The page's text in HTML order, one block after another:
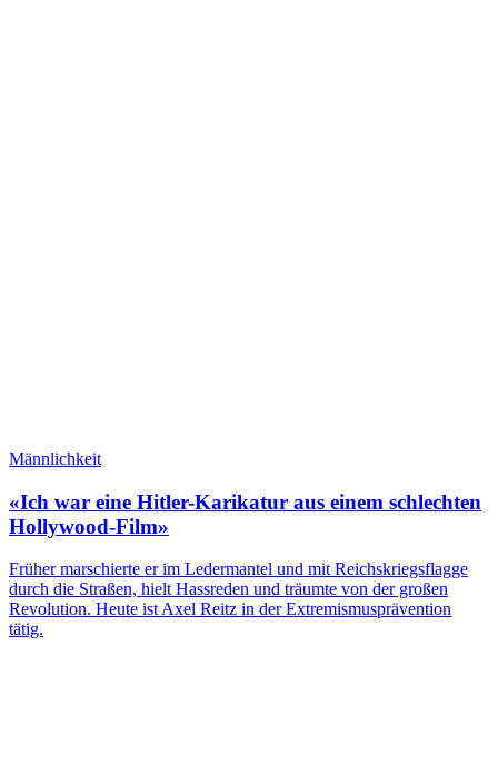
Männlichkeit
«Ich war eine Hitler-Karikatur aus einem schlechten
Hollywood-Film»
Früher marschierte er im Ledermantel und mit Reichskriegsflagge
durch die Straßen, hielt Hassreden und träumte von der großen
Revolution. Heute ist Axel Reitz in der Extremismusprävention
tätig.